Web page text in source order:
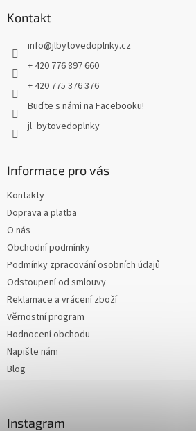
Kontakt
info@jlbytovedoplnky.cz
+ 420 776 897 660
+ 420 775 376 376
Buďte s námi na Facebooku!
jl_bytovedoplnky
Informace pro vás
Kontakty
Doprava a platba
O nás
Obchodní podmínky
Podmínky zpracování osobních údajů
Odstoupení od smlouvy
Reklamace a vrácení zboží
Věrnostní program
Hodnocení obchodu
Napište nám
Blog
Instagram